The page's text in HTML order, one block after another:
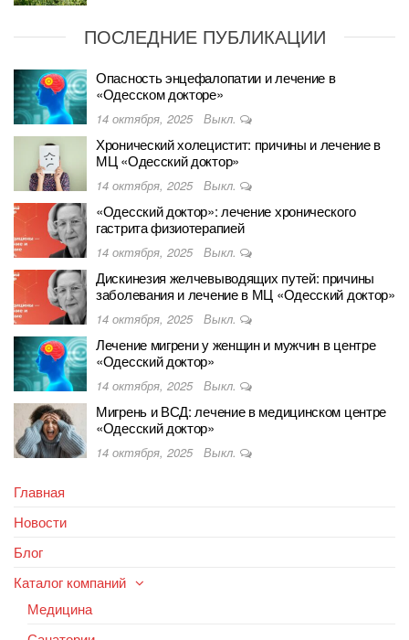
ПОСЛЕДНИЕ ПУБЛИКАЦИИ
Опасность энцефалопатии и лечение в
«Одесском докторе»
14 октября, 2025 Выкл.
Хронический холецистит: причины и лечение в
МЦ «Одесский доктор»
14 октября, 2025 Выкл.
«Одесский доктор»: лечение хронического
гастрита физиотерапией
14 октября, 2025 Выкл.
Дискинезия желчевыводящих путей: причины
заболевания и лечение в МЦ «Одесский доктор»
14 октября, 2025 Выкл.
Лечение мигрени у женщин и мужчин в центре
«Одесский доктор»
14 октября, 2025 Выкл.
Мигрень и ВСД: лечение в медицинском центре
«Одесский доктор»
14 октября, 2025 Выкл.
Главная
Новости
Блог
Каталог компаний
Медицина